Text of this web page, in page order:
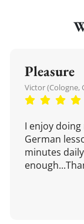
Pleasure
Victor (Cologne,
I enjoy
German
minutes